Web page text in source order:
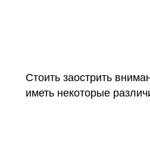
Стоить заострить
иметь некоторые